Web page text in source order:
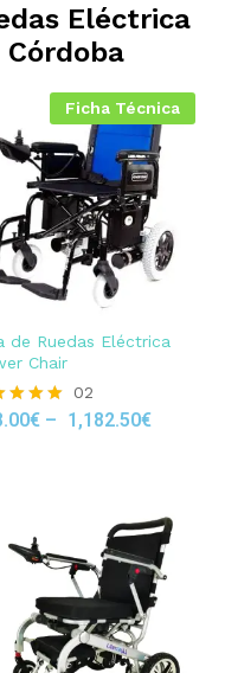
Eléctrica
Ficha Técnica
de Ruedas Eléctrica
Chair
02
€ – 1,182.50€